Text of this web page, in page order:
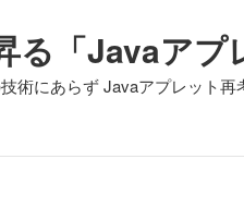
る「Javaア
術にあらず Javaアプレット再